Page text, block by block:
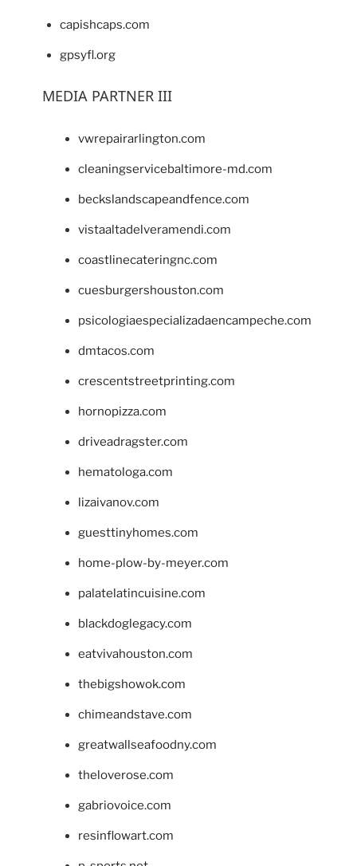
capishcaps.com
gpsyfl.org
MEDIA PARTNER III
vwrepairarlington.com
cleaningservicebaltimore-md.com
beckslandscapeandfence.com
vistaaltadelveramendi.com
coastlinecateringnc.com
cuesburgershouston.com
psicologiaespecializadaencampeche.com
dmtacos.com
crescentstreetprinting.com
hornopizza.com
driveadragster.com
hematologa.com
lizaivanov.com
guesttinyhomes.com
home-plow-by-meyer.com
palatelatincuisine.com
blackdoglegacy.com
eatvivahouston.com
thebigshowok.com
chimeandstave.com
greatwallseafoodny.com
theloverose.com
gabriovoice.com
resinflowart.com